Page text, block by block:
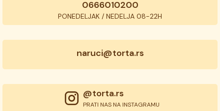
0666010200
PONEDELJAK / NEDELJA 08-22H
naruci@torta.rs
@torta.rs
PRATI NAS NA INSTAGRAMU